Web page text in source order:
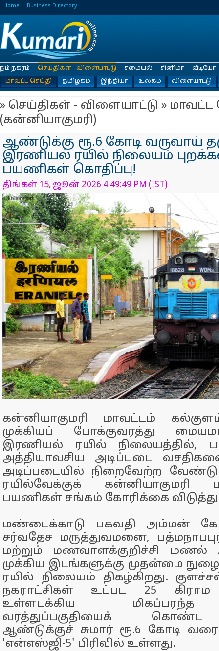
Home Business Directory
நம் நகரம்
செய்திகள் - விளையாட்டு
மாவட்ட செய்தி
தமிழகம் இந்தியா உலகம் விளையாட்டு
சமையல் சினிமா வீடியோ
» செய்திகள் - விளையாட்டு » மாவட்ட
(கன்னியாகுமரி)
ஆண்டுக்கு ரூ.6 கோடி வருவாய்
இரணியல் ரயில் நிலையம்
பயணிகள் கொதிப்பு!
திங்கள் 15, ஜூன் 2026 4:49:49 PM (IST)
கன்னியாகுமரி மாவட்டம்
முக்கியப் போக்குவரத்து
இரணியல் ரயில் நிலையத்தில்,
அத்தியாவசிய அடிப்படை
அடிப்படையில் நிறைவேற்ற
ரயில்வேக்குக் கன்னியாகுமரி
பயணிகள் சங்கம் கோரிக்கை
மண்டைக்காடு பகவதி அம்மன்
சர்வதேச மருத்துவமனை,
மற்றும் மணவாளக்குறிச்சி
முக்கிய இடங்களுக்கு முதன்மை
ரயில் நிலையம் திகழ்கிறது.
நகராட்சிகள் உட்பட 25
உள்ளடக்கிய
வரத்துப்பகுதியைக்
ஆண்டுக்குச் சுமார் ரூ.6 கோடி
'என்எஸ்ஜி-5' பிரிவில் உள்ளது.